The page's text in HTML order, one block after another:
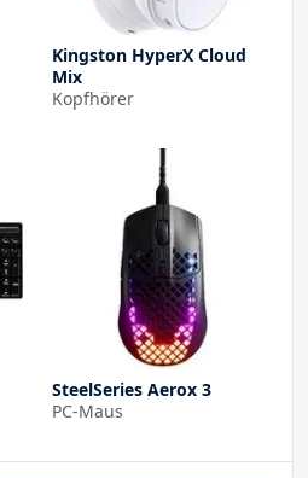
Kingston HyperX Cloud
Mix
Kopfhörer
SteelSeries Aerox 3
PC-Maus